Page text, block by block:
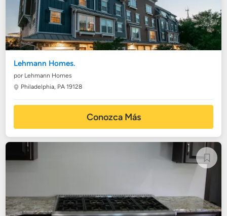
Lehmann Homes.
por Lehmann Homes
Philadelphia, PA 19128
Conozca Más